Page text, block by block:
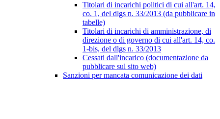
Titolari di incarichi politici di cui all'art. 14,
co. 1, del dlgs n. 33/2013 (da pubblicare in
tabelle)
Titolari di incarichi di amministrazione, di
direzione o di governo di cui all'art. 14, co.
1-bis, del dlgs n. 33/2013
Cessati dall'incarico (documentazione da
pubblicare sul sito web)
Sanzioni per mancata comunicazione dei dati